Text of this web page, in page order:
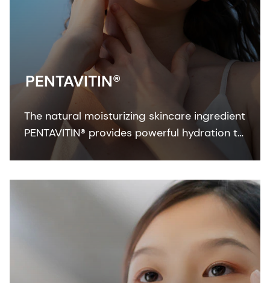
PENTAVITIN®
The natural moisturizing skincare ingredient
PENTAVITIN® provides powerful hydration to
all facial areas, visualized by new facial skin